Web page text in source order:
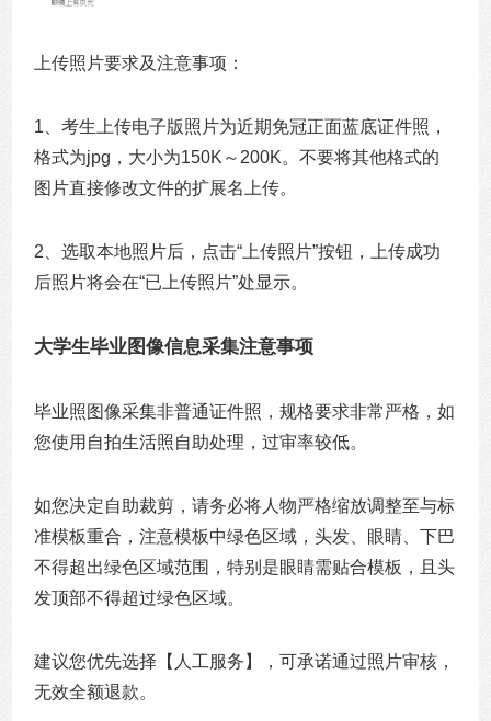
上传照片要求及注意事项：
1、考生上传电子版照片为近期免冠正面蓝底证件照，
格式为jpg，大小为150K～200K。不要将其他格式的
图片直接修改文件的扩展名上传。
2、选取本地照片后，点击“上传照片”按钮，上传成功
后照片将会在“已上传照片”处显示。
大学生毕业图像信息采集注意事项
毕业照图像采集非普通证件照，规格要求非常严格，如
您使用自拍生活照自助处理，过审率较低。
如您决定自助裁剪，请务必将人物严格缩放调整至与标
准模板重合，注意模板中绿色区域，头发、眼睛、下巴
不得超出绿色区域范围，特别是眼睛需贴合模板，且头
发顶部不得超过绿色区域。
建议您优先选择【人工服务】，可承诺通过照片审核，
无效全额退款。